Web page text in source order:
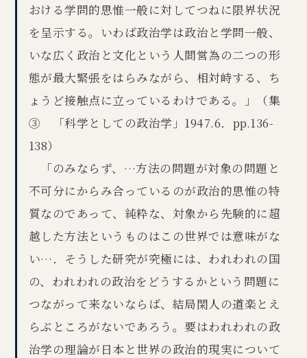
おける学問的思惟一般に対してつねに限界状況
を呈示する。いわば政治学は政治と学問一般、
いな広く政治と文化という人間営為の二つの形
態が最大緊張をはらみながら、相対峙する、ち
ょうど接触点に立っているわけである。」（集
③ 「科学としての政治学」1947.6．pp.136-
138）
「のみならず、…方法の問題が対象の問題と
不可分にからみ合っているのが政治的思惟の特
質なのであって、純粋な、対象から先験的に超
越した方法というものはこの世界では意味がな
い…．そうした研究が究極には、われわれの国
の、われわれの政治をどうするかという問題に
つながって来ないならば、結局閑人の道楽とえ
らぶところがないであろう。要はわれわれの政
治学の理論が日本と世界の政治的現実について